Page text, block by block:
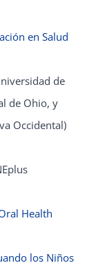
en Salud
de
de Ohio, y
Occidental)
Health
los Niños